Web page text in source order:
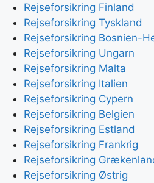
Rejseforsikring Finland
Rejseforsikring Tyskland
Rejseforsikring Bosnien-
Rejseforsikring Ungarn
Rejseforsikring Malta
Rejseforsikring Italien
Rejseforsikring Cypern
Rejseforsikring Belgien
Rejseforsikring Estland
Rejseforsikring Frankrig
Rejseforsikring
Rejseforsikring Østrig